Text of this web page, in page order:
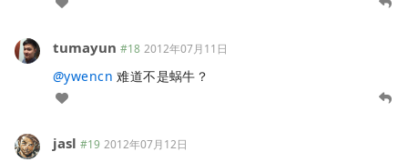
tumayun #18 2012年07月11日
@ywencn 难道不是蜗牛？
jasl #19 2012年07月12日